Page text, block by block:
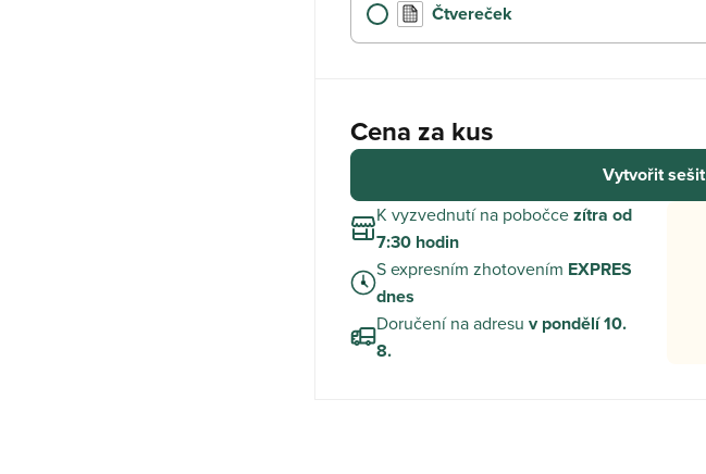
Čtvereček
Cena za kus
Vytvořit sešit
K vyzvednutí na pobočcezítra od
7:30 hodin
S expresním zhotovením EXPRES
dnes
Doručení na adresu v pondělí 10.
8.